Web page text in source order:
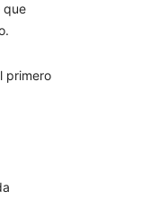
que
primero